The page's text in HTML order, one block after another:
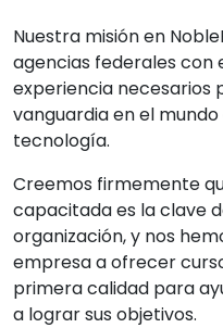
Nuestra misión en
agencias federales con
experiencia necesarios
vanguardia en el
tecnología.
Creemos firmemente
capacitada es la clave
organización, y nos
empresa a ofrecer
primera calidad para
a lograr sus objetivos.